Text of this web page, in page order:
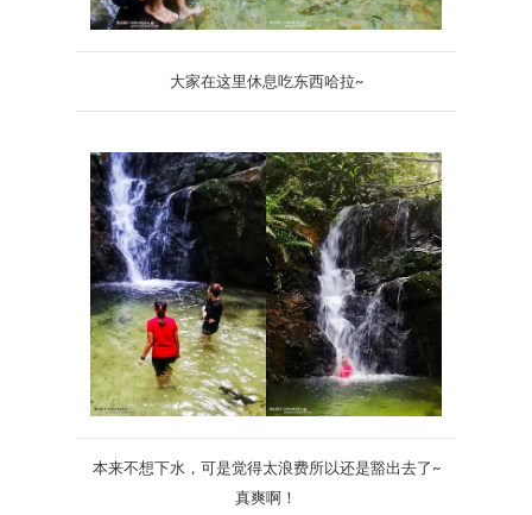
大家在这里休息吃东西哈拉~
本来不想下水，可是觉得太浪费所以还是豁出去了~
真爽啊！